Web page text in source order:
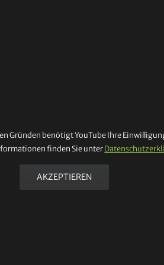
Gründen benötigt YouTube Ihre
finden Sie unter
AKZEPTIEREN